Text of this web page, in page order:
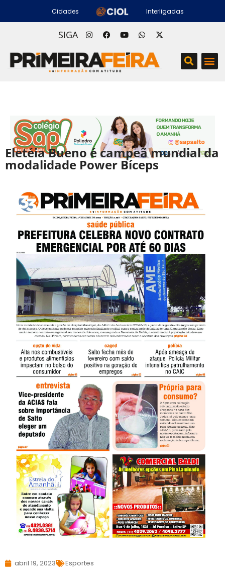
Cidades Interligadas
SIGA
Eletéia Bueno é campeã mundial da
modalidade Power Bíceps
abril 19, 2023 Esportes